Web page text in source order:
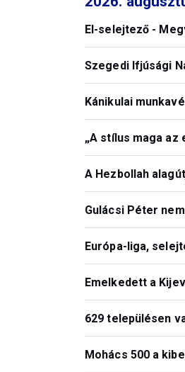
El-selejtező -
Szegedi Ifjúsági
Kánikulai
„A stílus maga az
A Hezbollah
Gulácsi Péter
Európa-liga,
Emelkedett a
629 településen
Mohács 500 a